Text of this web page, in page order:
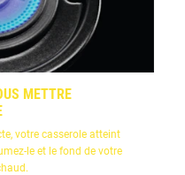
METTRE
votre casserole atteint
le et le fond de votre